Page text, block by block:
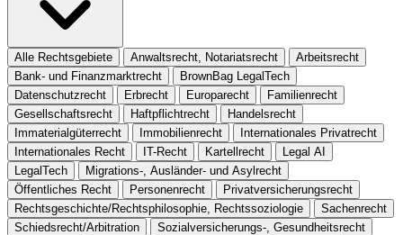
Alle Rechtsgebiete Anwaltsrecht, Notariatsrecht
Arbeitsrecht
Bank- und Finanzmarktrecht
BrownBag LegalTech
Datenschutzrecht
Erbrecht Europarecht
Familienrecht
Gesellschaftsrecht
Haftpflichtrecht
Handelsrecht
Immaterialgüterrecht
Immobilienrecht
Internationales Privatrecht
Internationales Recht
IT-Recht Kartellrecht
Legal AI
LegalTech
Migrations-, Ausländer- und Asylrecht
Öffentliches Recht
Personenrecht
Privatversicherungsrecht
Rechtsgeschichte/Rechtsphilosophie, Rechtssoziologie
Sachenrecht
Schiedsrecht/Arbitration
Sozialversicherungs-, Gesundheitsrecht